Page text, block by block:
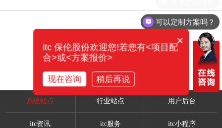
系统站点 行业站点 用户后台
itc资讯 itc服务 itc小程序
可以定制方案吗？
×
itc 保伦股份欢迎您!若您有<项目配
合>或<方案报价>
现在咨询 稍后再说